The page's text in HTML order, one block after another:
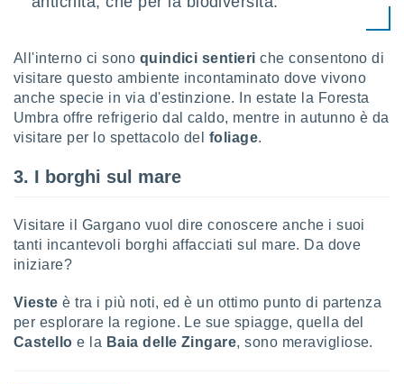
" o
sito
dei
su
e/o
la
della
creare
All'interno ci sono quindici sentieriche consentono di
visitare questo ambiente incontaminato dove vivono
anche specie in via d'estinzione. In estate la Foresta
Umbra offre refrigerio dal caldo, mentre in autunno è da
visitare per lo spettacolo del foliage.
3. I borghi sul mare
Visitare il Gargano vuol dire conoscere anche i suoi
tanti incantevoli borghi affacciati sul mare. Da dove
iniziare?
Viesteè tra i più noti, ed è un ottimo punto di partenza
per esplorare la regione. Le sue spiagge, quella del
Castelloe la Baia delle Zingare, sono meravigliose.